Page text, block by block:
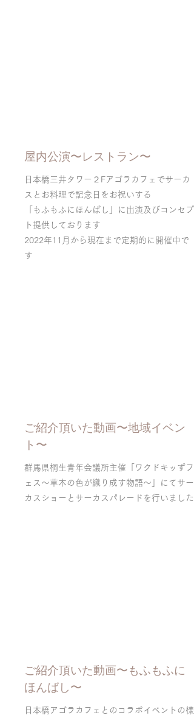
​屋内公演〜レストラン〜
日本橋三井タワー２Fアゴラカフェでサーカ
スとお料理で記念日をお祝いする
「​もふもふにほんばし」に出演及びコンセプ
ト提供しております
2022年11月から現在まで定期的に 開催中で
す
​ご紹介頂いた動画〜地域イベン
ト〜
群馬県桐生青年会議所主催「ワクドキッずフ
ェス〜草木の色が織り成す物語〜」にてサー
カスショーとサーカスパレードを行いました
ご紹介頂いた動画〜もふもふに
ほんばし〜
日本橋アゴラカフェとのコラボイベントの様